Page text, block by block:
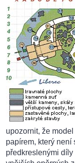
upozornit, že
papírem, který není
předkreslenými